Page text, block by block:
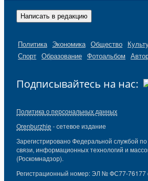
Написать в редакцию
Политика Экономика Общество
Спорт Образование Фотоальбом
Подписывайтесь на нас:
Политика о персональных данных
Orenburzhie - сетевое издание
Зарегистрировано Федеральной службой
связи, информационных технологий и
(Роскомнадзор).
Регистрационный номер: ЭЛ № ФС77-76177